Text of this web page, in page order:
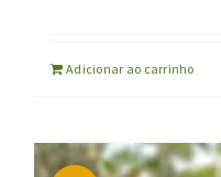
Adicionar ao carrinho